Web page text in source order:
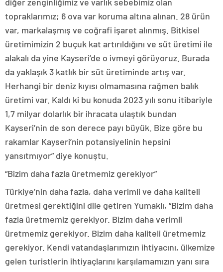
topraklarımız; 6 ova var koruma altına alınan. 28 ürün
var, markalaşmış ve coğrafi işaret alınmış. Bitkisel
üretimimizin 2 buçuk kat artırıldığını ve süt üretimi ile
alakalı da yine Kayseri’de o ivmeyi görüyoruz. Burada
da yaklaşık 3 katlık bir süt üretiminde artış var.
Herhangi bir deniz kıyısı olmamasına rağmen balık
üretimi var. Kaldı ki bu konuda 2023 yılı sonu itibariyle
1,7 milyar dolarlık bir ihracata ulaştık bundan
Kayseri’nin de son derece payı büyük. Bize göre bu
rakamlar Kayseri’nin potansiyelinin hepsini
yansıtmıyor” diye konuştu.
“Bizim daha fazla üretmemiz gerekiyor”
Türkiye’nin daha fazla, daha verimli ve daha kaliteli
üretmesi gerektiğini dile getiren Yumaklı, “Bizim daha
fazla üretmemiz gerekiyor. Bizim daha verimli
üretmemiz gerekiyor. Bizim daha kaliteli üretmemiz
gerekiyor. Kendi vatandaşlarımızın ihtiyacını, ülkemize
gelen turistlerin ihtiyaçlarını karşılamamızın yanı sıra